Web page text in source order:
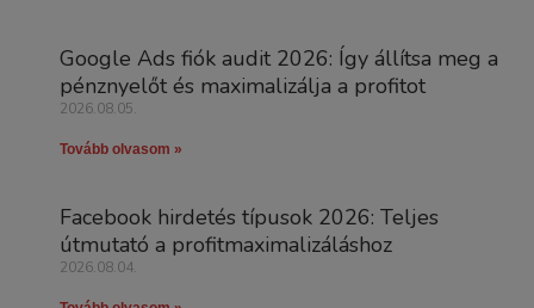
Google Ads fiók audit 2026: Így állítsa meg a
pénznyelőt és maximalizálja a profitot
2026.08.05.
Tovább olvasom »
Facebook hirdetés típusok 2026: Teljes
útmutató a profitmaximalizáláshoz
2026.08.04.